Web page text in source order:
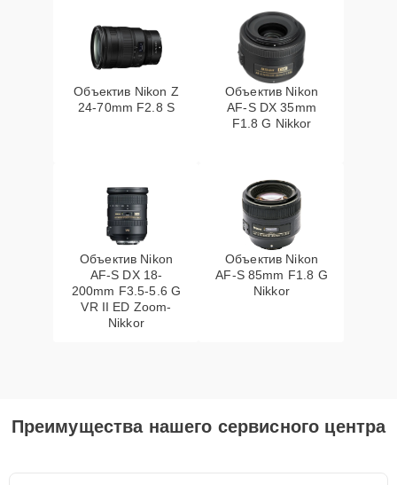
Объектив Nikon Z
24-70mm F2.8 S
Объектив Nikon
AF-S DX 35mm
F1.8 G Nikkor
Объектив Nikon
AF-S DX 18-
200mm F3.5-5.6 G
VR II ED Zoom-
Nikkor
Объектив Nikon
AF-S 85mm F1.8 G
Nikkor
Преимущества нашего сервисного центра